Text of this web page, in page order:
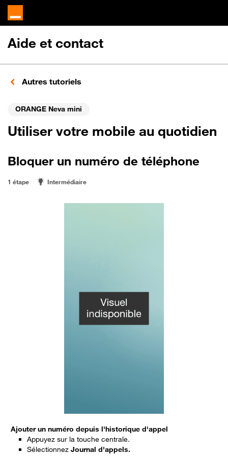
Aide et contact
Autres tutoriels
ORANGE Neva mini
Utiliser votre mobile au quotidien
Bloquer un numéro de téléphone
1 étape Intermédiaire
Ajouter un numéro depuis l'historique d'appel
Appuyez sur la touche centrale.
Sélectionnez Journal d'appels.